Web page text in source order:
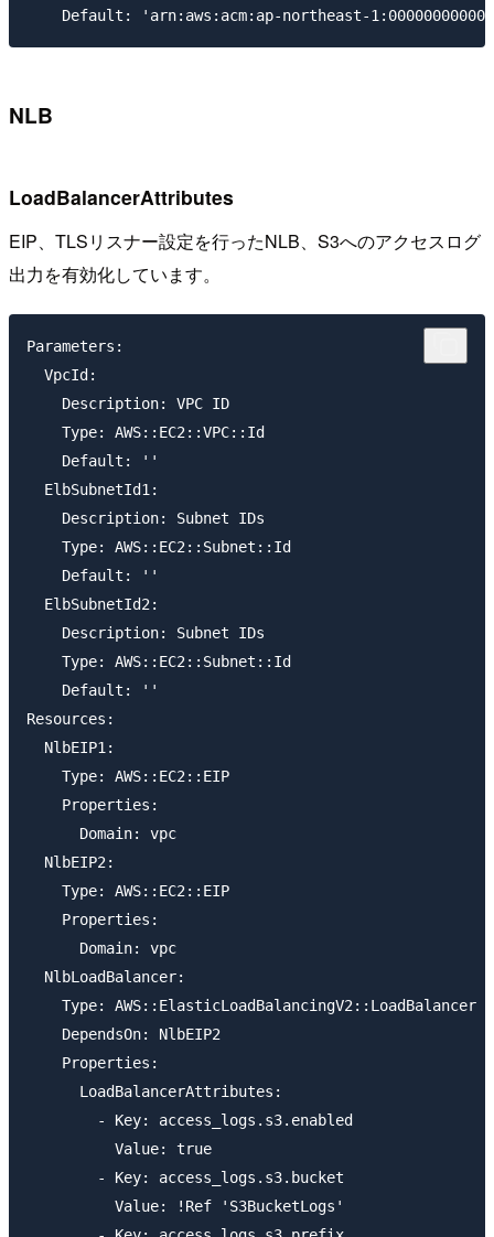
NLB
LoadBalancerAttributes
EIP、TLSリスナー設定を行ったNLB、S3へのアクセスログ
出力を有効化しています。
Parameters:
  VpcId:
    Description: VPC ID
    Type: AWS::EC2::VPC::Id
    Default: ''
  ElbSubnetId1:
    Description: Subnet IDs
    Type: AWS::EC2::Subnet::Id
    Default: ''
  ElbSubnetId2:
    Description: Subnet IDs
    Type: AWS::EC2::Subnet::Id
    Default: ''
Resources:
  NlbEIP1:
    Type: AWS::EC2::EIP
    Properties:
      Domain: vpc
  NlbEIP2:
    Type: AWS::EC2::EIP
    Properties:
      Domain: vpc
  NlbLoadBalancer:
    Type: AWS::ElasticLoadBalancingV2::LoadBalancer
    DependsOn: NlbEIP2
    Properties:
      LoadBalancerAttributes:
        - Key: access_logs.s3.enabled
          Value: true
        - Key: access_logs.s3.bucket
          Value: !Ref 'S3BucketLogs'